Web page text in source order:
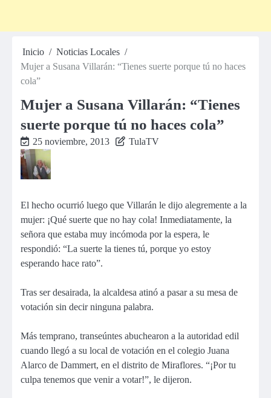
Inicio
Noticias Locales
Mujer a Susana Villarán: “Tienes suerte porque tú no haces
cola”
Mujer a Susana Villarán: “Tienes
suerte porque tú no haces cola”
25 noviembre, 2013 TulaTV
El hecho ocurrió luego que Villarán le dijo alegremente a la
mujer: ¡Qué suerte que no hay cola! Inmediatamente, la
señora que estaba muy incómoda por la espera, le
respondió: “La suerte la tienes tú, porque yo estoy
esperando hace rato”.
Tras ser desairada, la alcaldesa atinó a pasar a su mesa de
votación sin decir ninguna palabra.
Más temprano, transeúntes abuchearon a la autoridad edil
cuando llegó a su local de votación en el colegio Juana
Alarco de Dammert, en el distrito de Miraflores. “¡Por tu
culpa tenemos que venir a votar!”, le dijeron.